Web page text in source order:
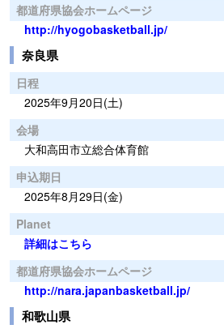
都道府県協会ホームページ
http://hyogobasketball.jp/
奈良県
日程
2025年9月20日(土)
会場
大和高田市立総合体育館
申込期日
2025年8月29日(金)
Planet
詳細はこちら
都道府県協会ホームページ
http://nara.japanbasketball.jp/
和歌山県